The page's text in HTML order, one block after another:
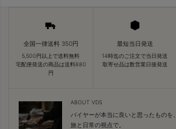
全国一律送料 350円
5,500円以上で送料無料
宅配便発送の商品は送料880
円
最短当日発送
14時迄のご注文で当日発送
取寄せ品は数営業日後発送
ABOUT VDS
バイヤーが本当に良いと思ったものを、
旅と日常の視点で。